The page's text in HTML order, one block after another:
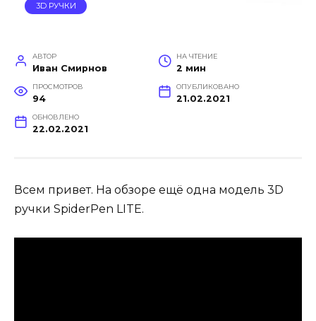
3D РУЧКИ
АВТОР
Иван Смирнов
НА ЧТЕНИЕ
2 мин
ПРОСМОТРОВ
94
ОПУБЛИКОВАНО
21.02.2021
ОБНОВЛЕНО
22.02.2021
Всем привет. На обзоре ещё одна модель 3D
ручки SpiderPen LITE.